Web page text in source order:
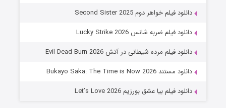
جادوگری در مغولستان
دانلود فیلم خواهر دوم Second Sister 2025
دانلود فیلم ضربه شانس Lucky Strike 2026
دانلود فیلم مرده شیطانی در آتش Evil Dead Burn 2026
دانلود مستند Bukayo Saka: The Time is Now 2026
دانلود فیلم بیا عشق بورزیم Let’s Love 2026